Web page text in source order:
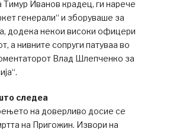
Тимур Иванов крадец, ги нарече
генерали“ и зборуваше за
додека некои високи офицери
а нивните сопруги патуваа во
Влад Шлепченко за
следеа
на доверливо досие се
на Пригожин. Извори на